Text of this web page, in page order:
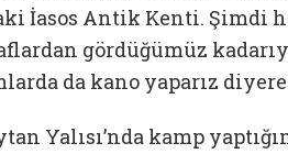
İasos Antik Kenti. Şimdi
gördüğümüz
da kano yaparız
Yalısı’nda kamp